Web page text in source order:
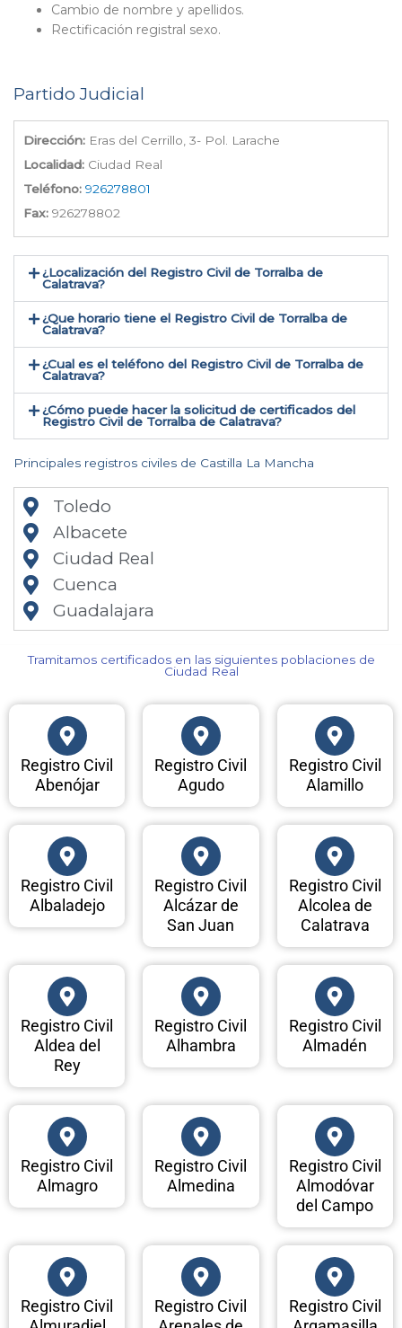
Cambio de nombre y apellidos.
Rectificación registral sexo.
Partido Judicial
Dirección: Eras del Cerrillo, 3- Pol. Larache
Localidad: Ciudad Real
Teléfono: 926278801
Fax: 926278802
¿Localización del Registro Civil de Torralba de
Calatrava​?
¿Que horario tiene el Registro Civil de Torralba de
Calatrava?
¿Cual es el teléfono del Registro Civil de Torralba de
Calatrava​?
¿Cómo puede hacer la solicitud de certificados del
Registro Civil de Torralba de Calatrava​?
Principales registros civiles de Castilla La Mancha
Toledo
Albacete
Ciudad Real
Cuenca
Guadalajara
Tramitamos certificados en las siguientes poblaciones de
Ciudad Real​
Registro Civil
Abenójar
Registro Civil
Agudo
Registro Civil
Alamillo
Registro Civil
Albaladejo
Registro Civil
Alcázar de
San Juan
Registro Civil
Alcolea de
Calatrava
Registro Civil
Aldea del
Rey
Registro Civil
Alhambra
Registro Civil
Almadén
Registro Civil
Almagro
Registro Civil
Almedina
Registro Civil
Almodóvar
del Campo
Registro Civil
Registro Civil
Registro Civil